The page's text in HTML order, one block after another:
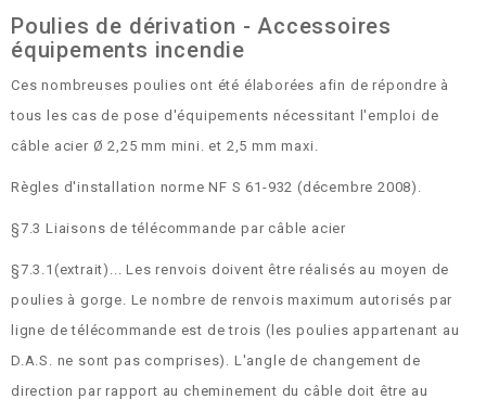
Poulies de dérivation - Accessoires
équipements incendie
Ces nombreuses poulies ont été élaborées afin de répondre à
tous les cas de pose d'équipements nécessitant l'emploi de
câble acier Ø 2,25 mm mini. et 2,5 mm maxi.
Règles d'installation norme NF S 61-932 (décembre 2008).
§7.3 Liaisons de télécommande par câble acier
§7.3.1(extrait)... Les renvois doivent être réalisés au moyen de
poulies à gorge. Le nombre de renvois maximum autorisés par
ligne de télécommande est de trois (les poulies appartenant au
D.A.S. ne sont pas comprises). L'angle de changement de
direction par rapport au cheminement du câble doit être au